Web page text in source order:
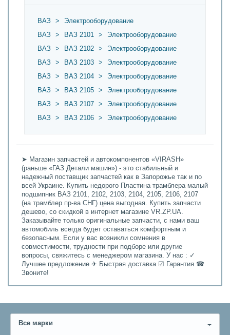
ВАЗ >
Электрооборудование
ВАЗ
> ВАЗ 2101 >
Электрооборудование
ВАЗ
> ВАЗ 2102 >
Электрооборудование
ВАЗ
> ВАЗ 2103 >
Электрооборудование
ВАЗ
> ВАЗ 2104 >
Электрооборудование
ВАЗ
> ВАЗ 2105 >
Электрооборудование
ВАЗ
> ВАЗ 2107 >
Электрооборудование
ВАЗ
> ВАЗ 2106 > Электрооборудование
➤ Магазин запчастей и автокомпонентов «VIRASH»
(раньше «ГАЗ Детали машин») - это стабильный и
надежный поставщик запчастей как в Запорожье так и по
всей Украине. Купить недорого Пластина трамблера малый
подшипник ВАЗ 2101, 2102, 2103, 2104, 2105, 2106, 2107
(на трамблер пр-ва СНГ) цена выгодная. Купить запчасти
дешево, со скидкой в интернет магазине VR.ZP.UA.
Заказывайте только оригинальные запчасти, с нами ваш
автомобиль всегда будет оставаться комфортным и
безопасным. Если у вас возникли сомнения в
совместимости, трудности при подборе или другие
вопросы, свяжитесь с менеджером магазина. У нас : ✓
Лучшее предложение ✈ Быстрая доставка ☑ Гарантия ☎
Звоните!
Все марки